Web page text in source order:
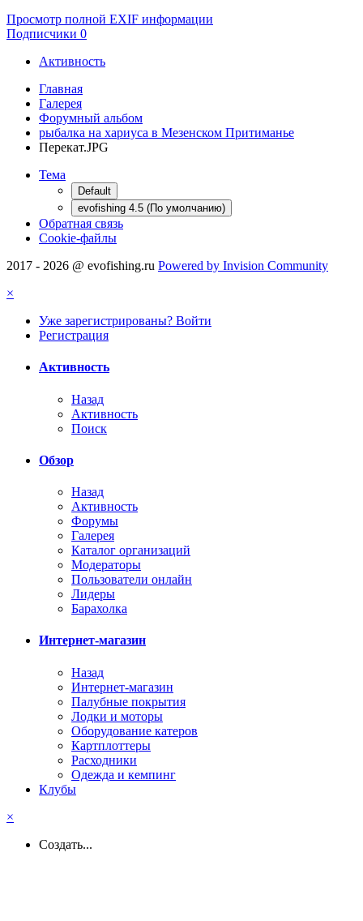
Просмотр полной EXIF информации
Подписчики 0
Активность
Главная
Галерея
Форумный альбом
рыбалка на хариуса в Мезенском Притиманье
Перекат.JPG
Тема
Default
evofishing 4.5 (По умолчанию)
Обратная связь
Cookie-файлы
2017 - 2026 @ evofishing.ru Powered by Invision Community
×
Уже зарегистрированы? Войти
Регистрация
Активность
Назад
Активность
Поиск
Обзор
Назад
Активность
Форумы
Галерея
Каталог организаций
Модераторы
Пользователи онлайн
Лидеры
Барахолка
Интернет-магазин
Назад
Интернет-магазин
Палубные покрытия
Лодки и моторы
Оборудование катеров
Картплоттеры
Расходники
Одежда и кемпинг
Клубы
×
Создать...